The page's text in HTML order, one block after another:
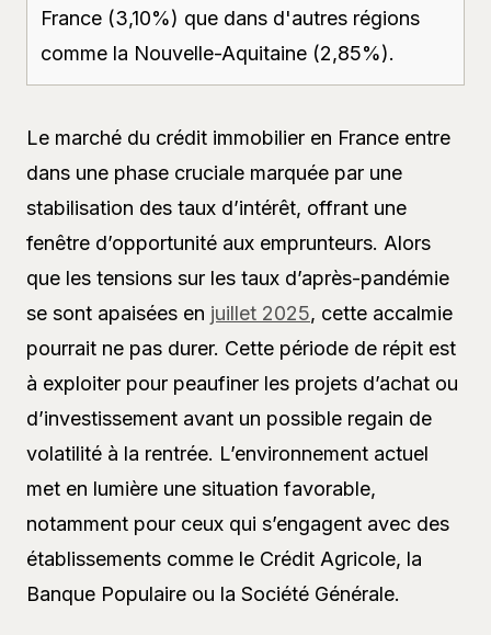
France (3,10%) que dans d'autres régions
comme la Nouvelle-Aquitaine (2,85%).
Le marché du crédit immobilier en France entre
dans une phase cruciale marquée par une
stabilisation des taux d’intérêt, offrant une
fenêtre d’opportunité aux emprunteurs. Alors
que les tensions sur les taux d’après-pandémie
se sont apaisées en juillet 2025, cette accalmie
pourrait ne pas durer. Cette période de répit est
à exploiter pour peaufiner les projets d’achat ou
d’investissement avant un possible regain de
volatilité à la rentrée. L’environnement actuel
met en lumière une situation favorable,
notamment pour ceux qui s’engagent avec des
établissements comme le Crédit Agricole, la
Banque Populaire ou la Société Générale.